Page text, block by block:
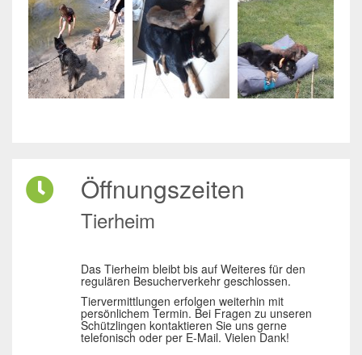
Öffnungszeiten
Tierheim
Das Tierheim bleibt bis auf Weiteres für den
regulären Besucherverkehr geschlossen.
Tiervermittlungen erfolgen weiterhin mit
persönlichem Termin. Bei Fragen zu unseren
Schützlingen kontaktieren Sie uns gerne
telefonisch oder per E-Mail. Vielen Dank!